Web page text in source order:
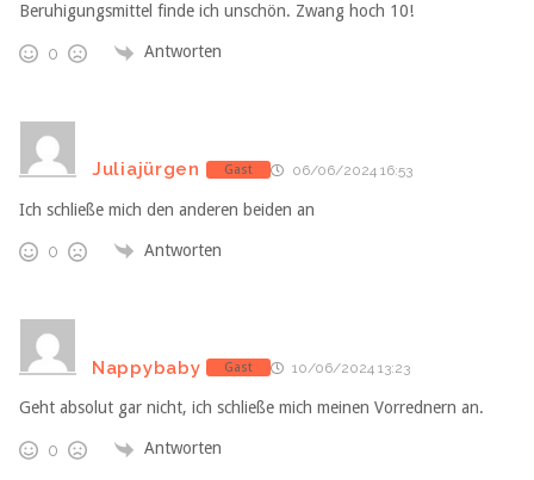
Beruhigungsmittel finde ich unschön. Zwang hoch 10!
0 Antworten
Juliajürgen Gast 06/06/2024 16:53
Ich schließe mich den anderen beiden an
0 Antworten
Nappybaby Gast 10/06/2024 13:23
Geht absolut gar nicht, ich schließe mich meinen Vorrednern an.
0 Antworten